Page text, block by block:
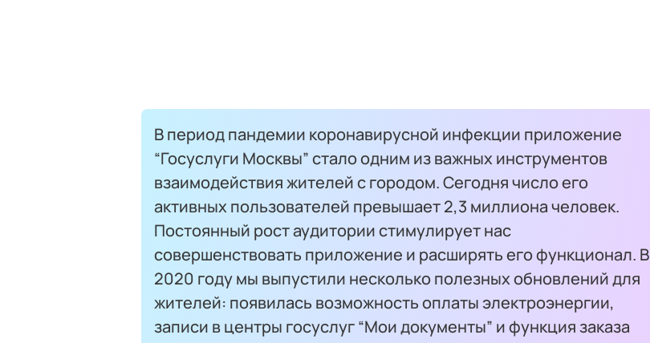
В период пандемии коронавирусной инфекции приложение
“Госуслуги Москвы” стало одним из важных инструментов
взаимодействия жителей с городом. Сегодня число его
активных пользователей превышает 2,3 миллиона человек.
Постоянный рост аудитории стимулирует нас
совершенствовать приложение и расширять его функционал. В
2020 году мы выпустили несколько полезных обновлений для
жителей: появилась возможность оплаты электроэнергии,
записи в центры госуслуг “Мои документы” и функция заказа